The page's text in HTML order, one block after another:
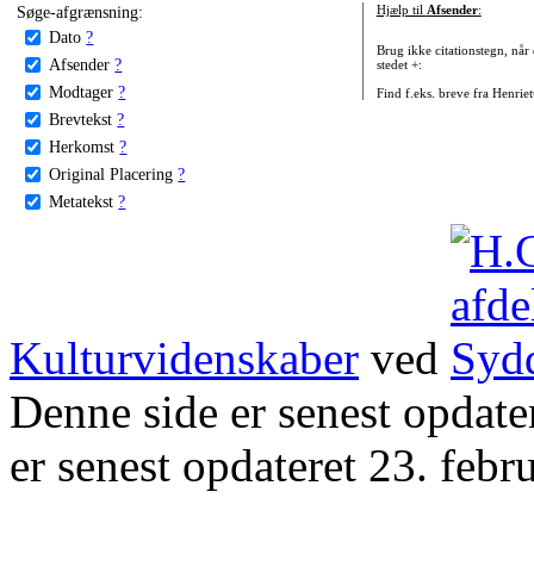
Søge-afgrænsning:
Dato ?
Afsender ?
Modtager ?
Brevtekst ?
Herkomst ?
Original Placering ?
Metatekst ?
Hjælp til Afsender:
Brug ikke citationstegn, når
stedet +:
Find f.eks. breve fra
Kulturvidenskaber ved
Denne side er senest
er senest opdateret 23.